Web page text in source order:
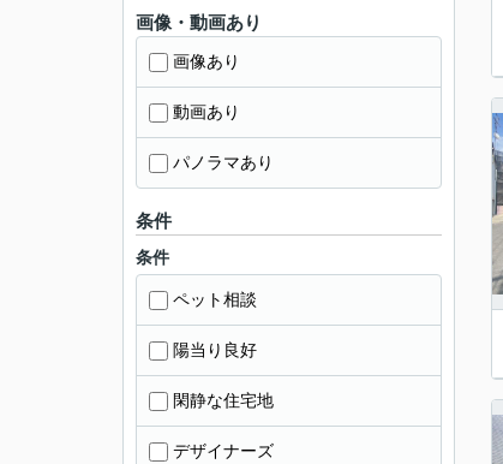
画像・動画あり
画像あり
動画あり
パノラマあり
条件
条件
ペット相談
陽当り良好
閑静な住宅地
デザイナーズ